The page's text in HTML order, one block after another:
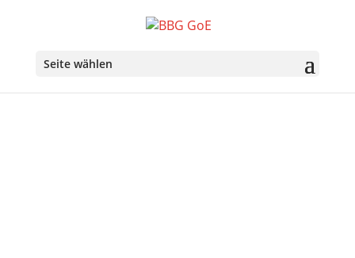
Seite wählen